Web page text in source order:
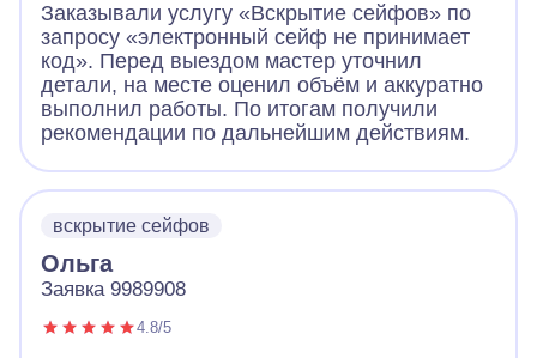
Заказывали услугу «Вскрытие сейфов» по
запросу «электронный сейф не принимает
код». Перед выездом мастер уточнил
детали, на месте оценил объём и аккуратно
выполнил работы. По итогам получили
рекомендации по дальнейшим действиям.
вскрытие сейфов
Ольга
Заявка 9989908
4.8/5